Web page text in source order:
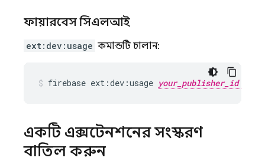
ফায়ারবেস সিএলআই
ext:dev:usage কমান্ডটি চালান:
firebase ext:dev:usage your_publisher_id
একটি এক্সটেনশনের সংস্করণ
বাতিল করুন